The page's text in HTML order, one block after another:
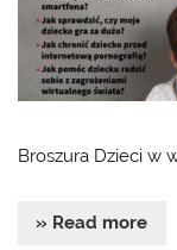
Broszura Dzieci w
» Read more